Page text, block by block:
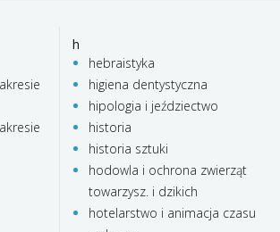
h
hebraistyka
higiena dentystyczna
hipologia i jeździectwo
historia
historia sztuki
hodowla i ochrona zwierząt
towarzysz. i dzikich
hotelarstwo i animacja czasu